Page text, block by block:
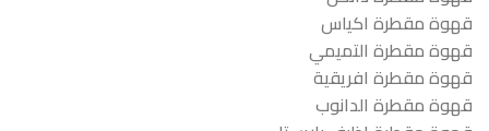
قهوة مقطرة اكياس
قهوة مقطرة التميمي
قهوة مقطرة افريقية
قهوة مقطرة الدانوب